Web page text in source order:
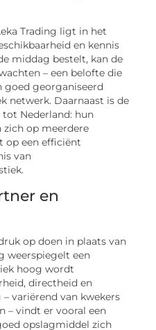
Trading ligt in het
en kennis
middag bestelt, kan de
– een belofte die
goed georganiseerd
netwerk. Daarnaast is de
Nederland: hun
op meerdere
op een efficiënt
van
en
op doen in plaats van
weerspiegelt een
hoog wordt
directheid en
variërend van kwekers
– vindt er vooral een
opslagmiddel zich